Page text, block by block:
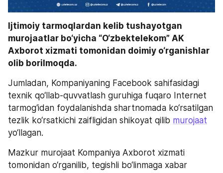
Ijtimoiy tarmoqlardan kelib tushayotgan
murojaatlar bo‘yicha “O‘zbektelekom” AK
Axborot xizmati tomonidan doimiy o‘rganishlar
olib borilmoqda.
Jumladan, Kompaniyaning Facebook sahifasidagi
texnik qo‘llab-quvvatlash guruhiga fuqaro Internet
tarmog‘idan foydalanishda shartnomada ko‘rsatilgan
tezlik ko‘rsatkichi zaifligidan shikoyat qilib murojaat
yo‘llagan.
Mazkur murojaat Kompaniya Axborot xizmati
tomonidan o‘rganilib, tegishli bo‘linmaga xabar